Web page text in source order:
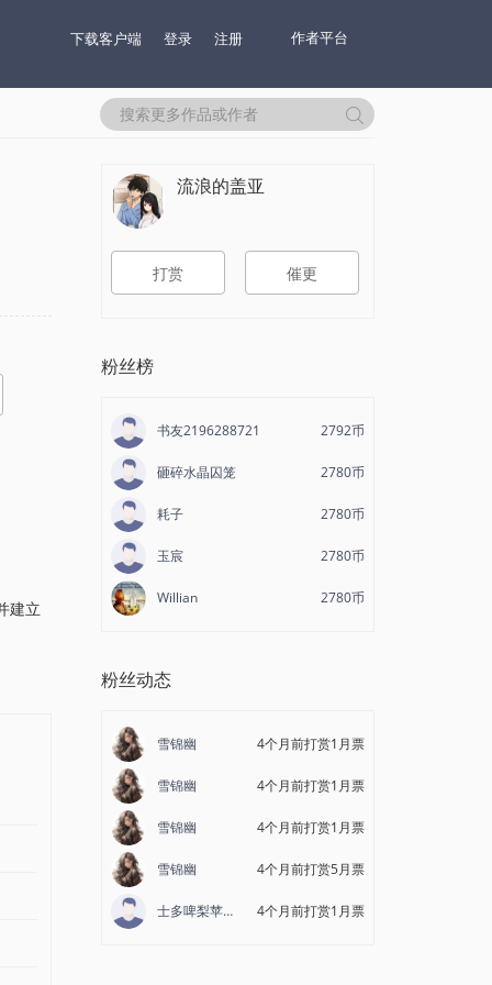
下载客户端 登录 注册 作者平台
建立
流浪的盖亚
打赏 催更
粉丝榜
书友2196288721 2792币
砸碎水晶囚笼 2780币
耗子 2780币
玉宸 2780币
Willian 2780币
粉丝动态
雪锦幽 4个月前打赏1月票
雪锦幽 4个月前打赏1月票
雪锦幽 4个月前打赏1月票
雪锦幽 4个月前打赏5月票
士多啤梨苹果橙 4个月前打赏1月票